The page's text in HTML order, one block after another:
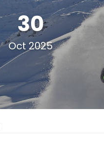
30
Oct 2025